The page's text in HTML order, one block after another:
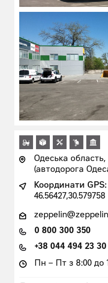
Одеська область,
(автодорога
Координати GPS:
46.56427,30.579758
0 800 300 350
+38 044 494 23 30
Пн – Пт з 8:00 до